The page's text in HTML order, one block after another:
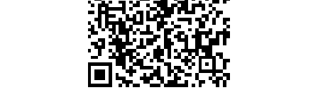
C'est mieux le chaud
Re: [dim 2 juillet] Espérou Aigoual
» 20 Juin 2023, 07:59